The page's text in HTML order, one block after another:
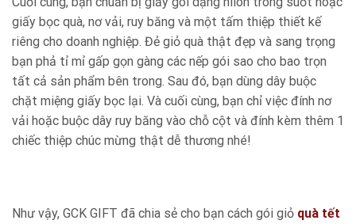
giấy bọc quà, nơ vải, ruy băng và một tấm thiệp thiết kế
riêng cho doanh nghiệp. Đẻ giỏ quà thật đẹp và sang trọng
bạn phả tỉ mỉ gấp gọn gàng các nếp gói sao cho bao trọn
tất cả sản phẩm bên trong. Sau đó, bạn dùng dây buộc
chặt miệng giấy bọc lại. Và cuối cùng, bạn chỉ việc đính nơ
vải hoặc buộc dây ruy băng vào chỗ cột và đính kèm thêm 1
chiếc thiệp chúc mừng thật dễ thương nhé!
Như vậy, GCK GIFT đã chia sẻ cho bạn cách gói giỏ quà tết